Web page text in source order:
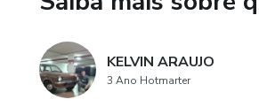
KELVIN ARAUJO
3 Ano Hotmarter